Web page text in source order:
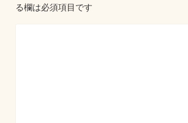
る欄は必須項目です